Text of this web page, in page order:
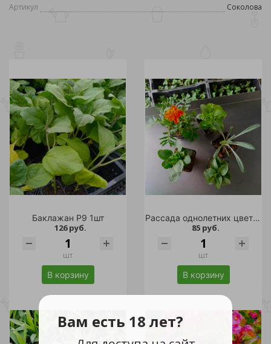
Вам есть 18 лет?
Артикул
Соколова
Баклажан Р9 1шт
126 руб.
шт
В корзину
Рассада однолетних цветов 0,25л в ассортименте
85 руб.
шт
В корзину